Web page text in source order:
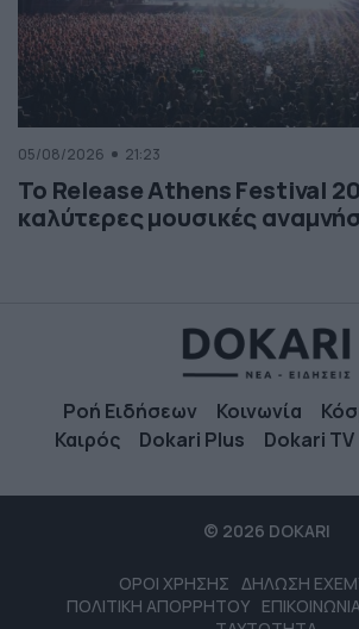
05/08/2026 21:23
Το Release Athens Festival
καλύτερες μουσικές
Ροή Ειδήσεων Κοινωνία
Καιρός
Dokari Plus Dokari TV
© 2026 DOKARI
ΟΡΟΙ ΧΡΗΣΗΣ ΔΗΛΩΣΗ
ΠΟΛΙΤΙΚΗ ΑΠΟΡΡΗΤΟΥ